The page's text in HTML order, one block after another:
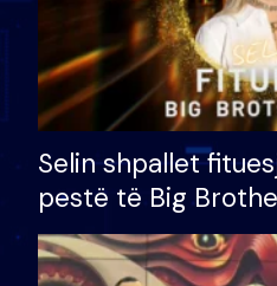
Selin shpallet
pestë të Big
çmimin e madh